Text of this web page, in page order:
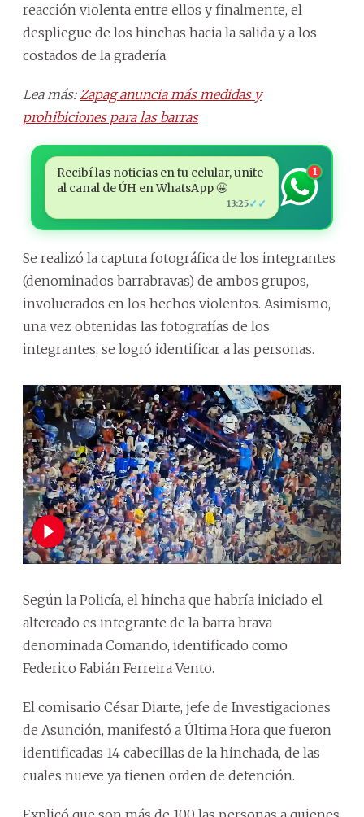
reacción violenta entre ellos y finalmente, el
despliegue de los hinchas hacia la salida y a los
costados de la gradería.
Lea más: Zapag anuncia más medidas y
prohibiciones para las barras
Recibí las noticias en tu celular, unite
al canal de ÚH en WhatsApp 🤩
13:25✓✓
1
Se realizó la captura fotográfica de los integrantes
(denominados barrabravas) de ambos grupos,
involucrados en los hechos violentos. Asimismo,
una vez obtenidas las fotografías de los
integrantes, se logró identificar a las personas.
Según la Policía, el hincha que habría iniciado el
altercado es integrante de la barra brava
denominada Comando, identificado como
Federico Fabián Ferreira Vento.
El comisario César Diarte, jefe de Investigaciones
de Asunción, manifestó a Última Hora que fueron
identificadas 14 cabecillas de la hinchada, de las
cuales nueve ya tienen orden de detención.